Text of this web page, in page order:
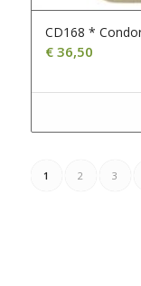
CD168 *
€36,50
1 2 3